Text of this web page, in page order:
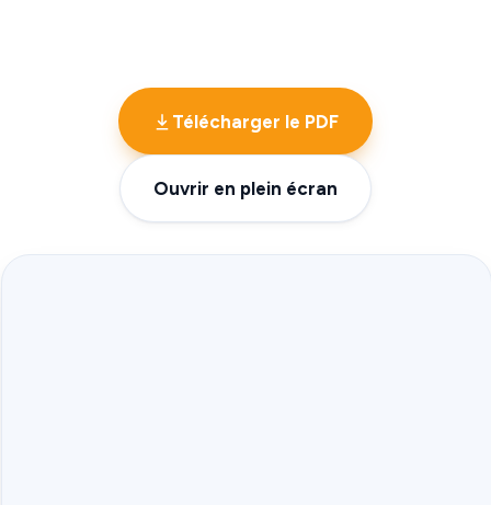
Télécharger le PDF
Ouvrir en plein écran